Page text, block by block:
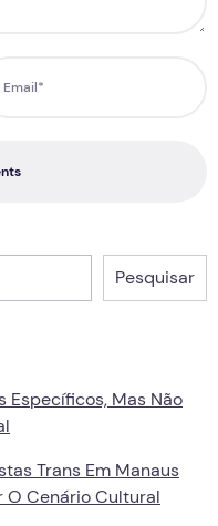
Pesquisar
Específicos, Mas Não
Trans Em Manaus
O Cenário Cultural